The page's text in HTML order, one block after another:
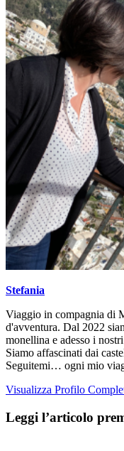
Stefania
Viaggio in compagnia di
d'avventura. Dal 2022
monellina e adesso i
Siamo affascinati dai
Seguitemi… ogni mio
Visualizza Profilo
Leggi l’articolo